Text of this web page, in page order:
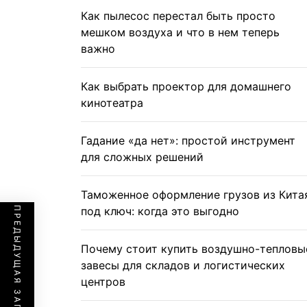
ПРЕДЫДУЩАЯ ЗАПИСЬ
Как пылесос перестал быть просто
мешком воздуха и что в нем теперь
важно
Как выбрать проектор для домашнего
кинотеатра
Гадание «да нет»: простой инструмент
для сложных решений
Таможенное оформление грузов из
под ключ: когда это выгодно
Почему стоит купить воздушно-
завесы для складов и логистических
центров